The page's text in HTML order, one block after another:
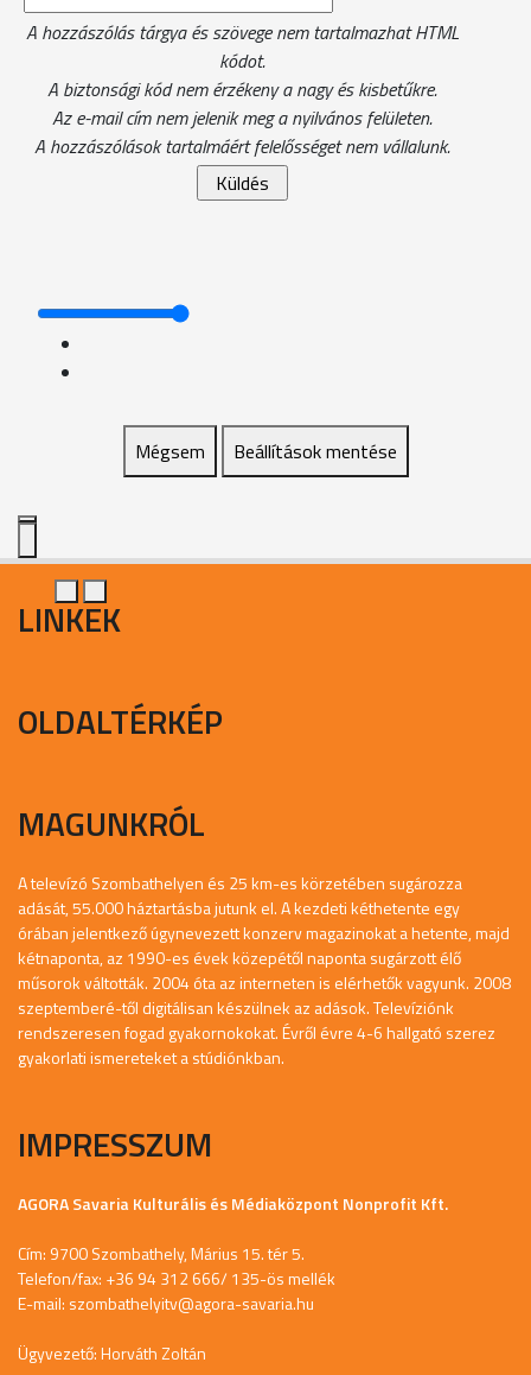
A hozzászólás tárgya és szövege nem tartalmazhat HTML
kódot.
A biztonsági kód nem érzékeny a nagy és kisbetűkre.
Az e-mail cím nem jelenik meg a nyilvános felületen.
A hozzászólások tartalmáért felelősséget nem vállalunk.
Mégsem Beállítások mentése
LINKEK
OLDALTÉRKÉP
MAGUNKRÓL
A televízó Szombathelyen és 25 km-es körzetében sugározza
adását, 55.000 háztartásba jutunk el. A kezdeti kéthetente egy
órában jelentkező úgynevezett konzerv magazinokat a hetente, majd
kétnaponta, az 1990-es évek közepétől naponta sugárzott élő
műsorok váltották. 2004 óta az interneten is elérhetők vagyunk. 2008
szeptemberé-től digitálisan készülnek az adások. Televíziónk
rendszeresen fogad gyakornokokat. Évről évre 4-6 hallgató szerez
gyakorlati ismereteket a stúdiónkban.
IMPRESSZUM
AGORA Savaria Kulturális és Médiaközpont Nonprofit Kft.
Cím: 9700 Szombathely, Márius 15. tér 5.
Telefon/fax: +36 94 312 666/ 135-ös mellék
E-mail: szombathelyitv@agora-savaria.hu
Ügyvezető: Horváth Zoltán